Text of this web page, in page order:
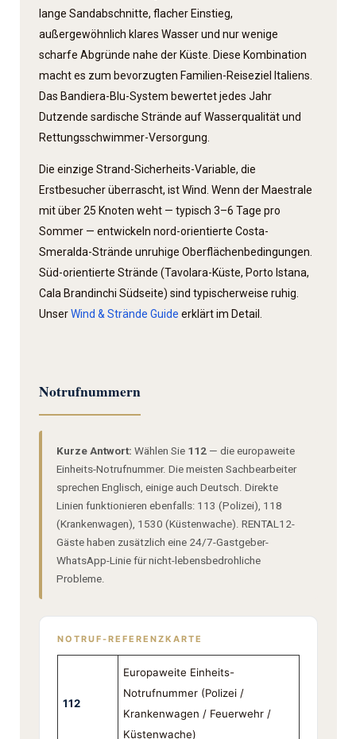
lange Sandabschnitte, flacher Einstieg,
außergewöhnlich klares Wasser und nur wenige
scharfe Abgründe nahe der Küste. Diese Kombination
macht es zum bevorzugten Familien-Reiseziel Italiens.
Das Bandiera-Blu-System bewertet jedes Jahr
Dutzende sardische Strände auf Wasserqualität und
Rettungsschwimmer-Versorgung.
Die einzige Strand-Sicherheits-Variable, die
Erstbesucher überrascht, ist Wind. Wenn der Maestrale
mit über 25 Knoten weht — typisch 3–6 Tage pro
Sommer — entwickeln nord-orientierte Costa-
Smeralda-Strände unruhige Oberflächen­bedingungen.
Süd-orientierte Strände (Tavolara-Küste, Porto Istana,
Cala Brandinchi Südseite) sind typischerweise ruhig.
UnserWind & Strände Guide erklärt im Detail.
Notrufnummern
Kurze Antwort: Wählen Sie 112— die europaweite
Einheits-Notrufnummer. Die meisten Sachbearbeiter
sprechen Englisch, einige auch Deutsch. Direkte
Linien funktionieren ebenfalls: 113 (Polizei), 118
(Krankenwagen), 1530 (Küstenwache). RENTAL12-
Gäste haben zusätzlich eine 24/7-Gastgeber-
WhatsApp-Linie für nicht-lebensbedrohliche
Probleme.
NOTRUF-REFERENZKARTE
112
Europaweite Einheits-
Notrufnummer (Polizei /
Krankenwagen / Feuerwehr /
Küstenwache)